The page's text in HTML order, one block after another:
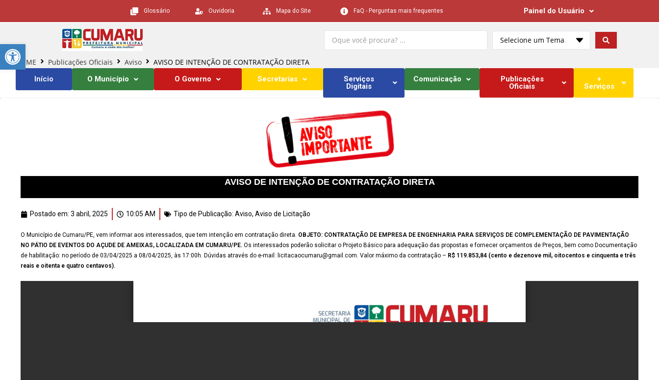
Barra de Ferramentas Aberta
Glossário Ouvidoria Mapa do Site FaQ - Perguntas mais frequentes Painel do Usuário
Selecione um Tema
HOME Publicações Oficiais Aviso AVISO DE INTENÇÃO DE CONTRATAÇÃO DIRETA
Início O Município O Governo Secretarias
Serviços
Digitais
Comunicação
Publicações
Oficiais
+
Serviços
AVISO DE INTENÇÃO DE CONTRATAÇÃO DIRETA
Postado em: 3 abril, 2025 10:05 AM Tipo de Publicação: Aviso, Aviso de Licitação
O Município de Cumaru/PE, vem informar aos interessados, que tem intenção em contratação direta. OBJETO: CONTRATAÇÃO DE EMPRESA DE ENGENHARIA PARA SERVIÇOS DE COMPLEMENTAÇÃO DE PAVIMENTAÇÃO
NO PÁTIO DE EVENTOS DO AÇUDE DE AMEIXAS, LOCALIZADA EM CUMARU/PE. Os interessados poderão solicitar o Projeto Básico para adequação das propostas e fornecer orçamentos de Preços, bem como Documentação
de habilitação: no período de 03/04/2025 a 08/04/2025, às 17:00h. Dúvidas através do e-mail: licitacaocumaru@gmail.com. Valor máximo da contratação – R$ 119.853,84 (cento e dezenove mil, oitocentos e cinquenta e três
reais e oitenta e quatro centavos).